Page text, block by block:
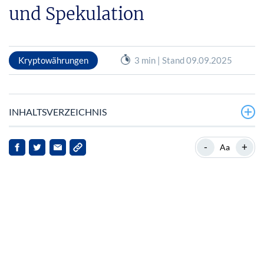
und Spekulation
Kryptowährungen 3 min | Stand 09.09.2025
INHALTSVERZEICHNIS
Ein Anstieg im Angesicht von Kontroversen
- Aa +